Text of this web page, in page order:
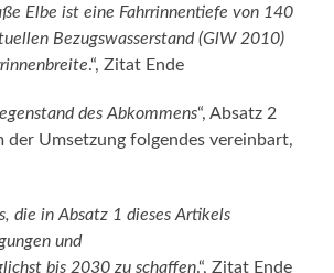
Elbe ist eine Fahrrinnentiefe von 140
Bezugswasserstand (GlW 2010)
.“, Zitat Ende
des Abkommens“, Absatz 2
der Umsetzung folgendes vereinbart,
die in Absatz 1 dieses Artikels
und
bis 2030 zu schaffen.“, Zitat Ende